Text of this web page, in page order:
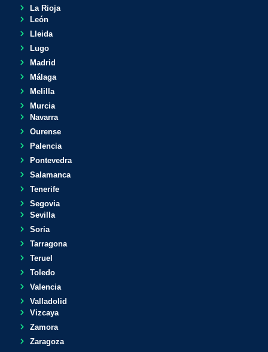
La Rioja
León
Lleida
Lugo
Madrid
Málaga
Melilla
Murcia
Navarra
Ourense
Palencia
Pontevedra
Salamanca
Tenerife
Segovia
Sevilla
Soria
Tarragona
Teruel
Toledo
Valencia
Valladolid
Vizcaya
Zamora
Zaragoza